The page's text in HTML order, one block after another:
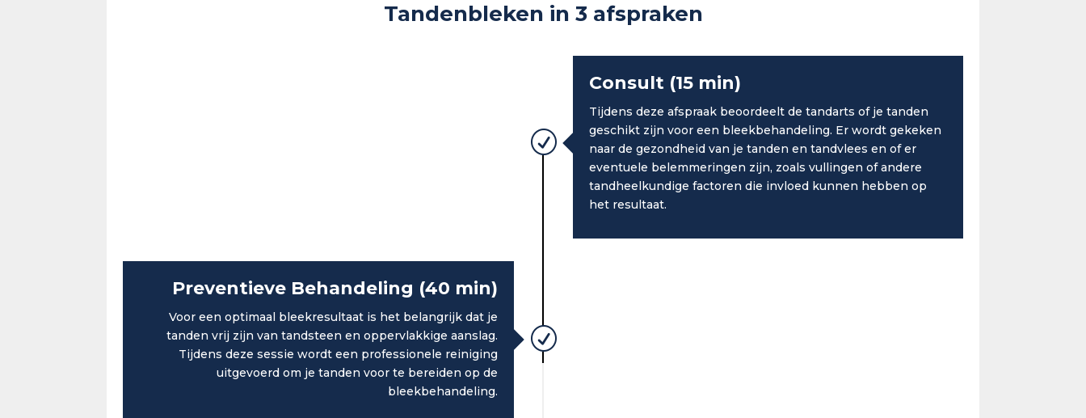
Tandenbleken in 3 afspraken
R
Consult (15 min)
Tijdens deze afspraak beoordeelt de tandarts of je tanden
geschikt zijn voor een bleekbehandeling. Er wordt gekeken
naar de gezondheid van je tanden en tandvlees en of er
eventuele belemmeringen zijn, zoals vullingen of andere
tandheelkundige factoren die invloed kunnen hebben op
het resultaat.
R
Preventieve Behandeling (40 min)
Voor een optimaal bleekresultaat is het belangrijk dat je
tanden vrij zijn van tandsteen en oppervlakkige aanslag.
Tijdens deze sessie wordt een professionele reiniging
uitgevoerd om je tanden voor te bereiden op de
bleekbehandeling.